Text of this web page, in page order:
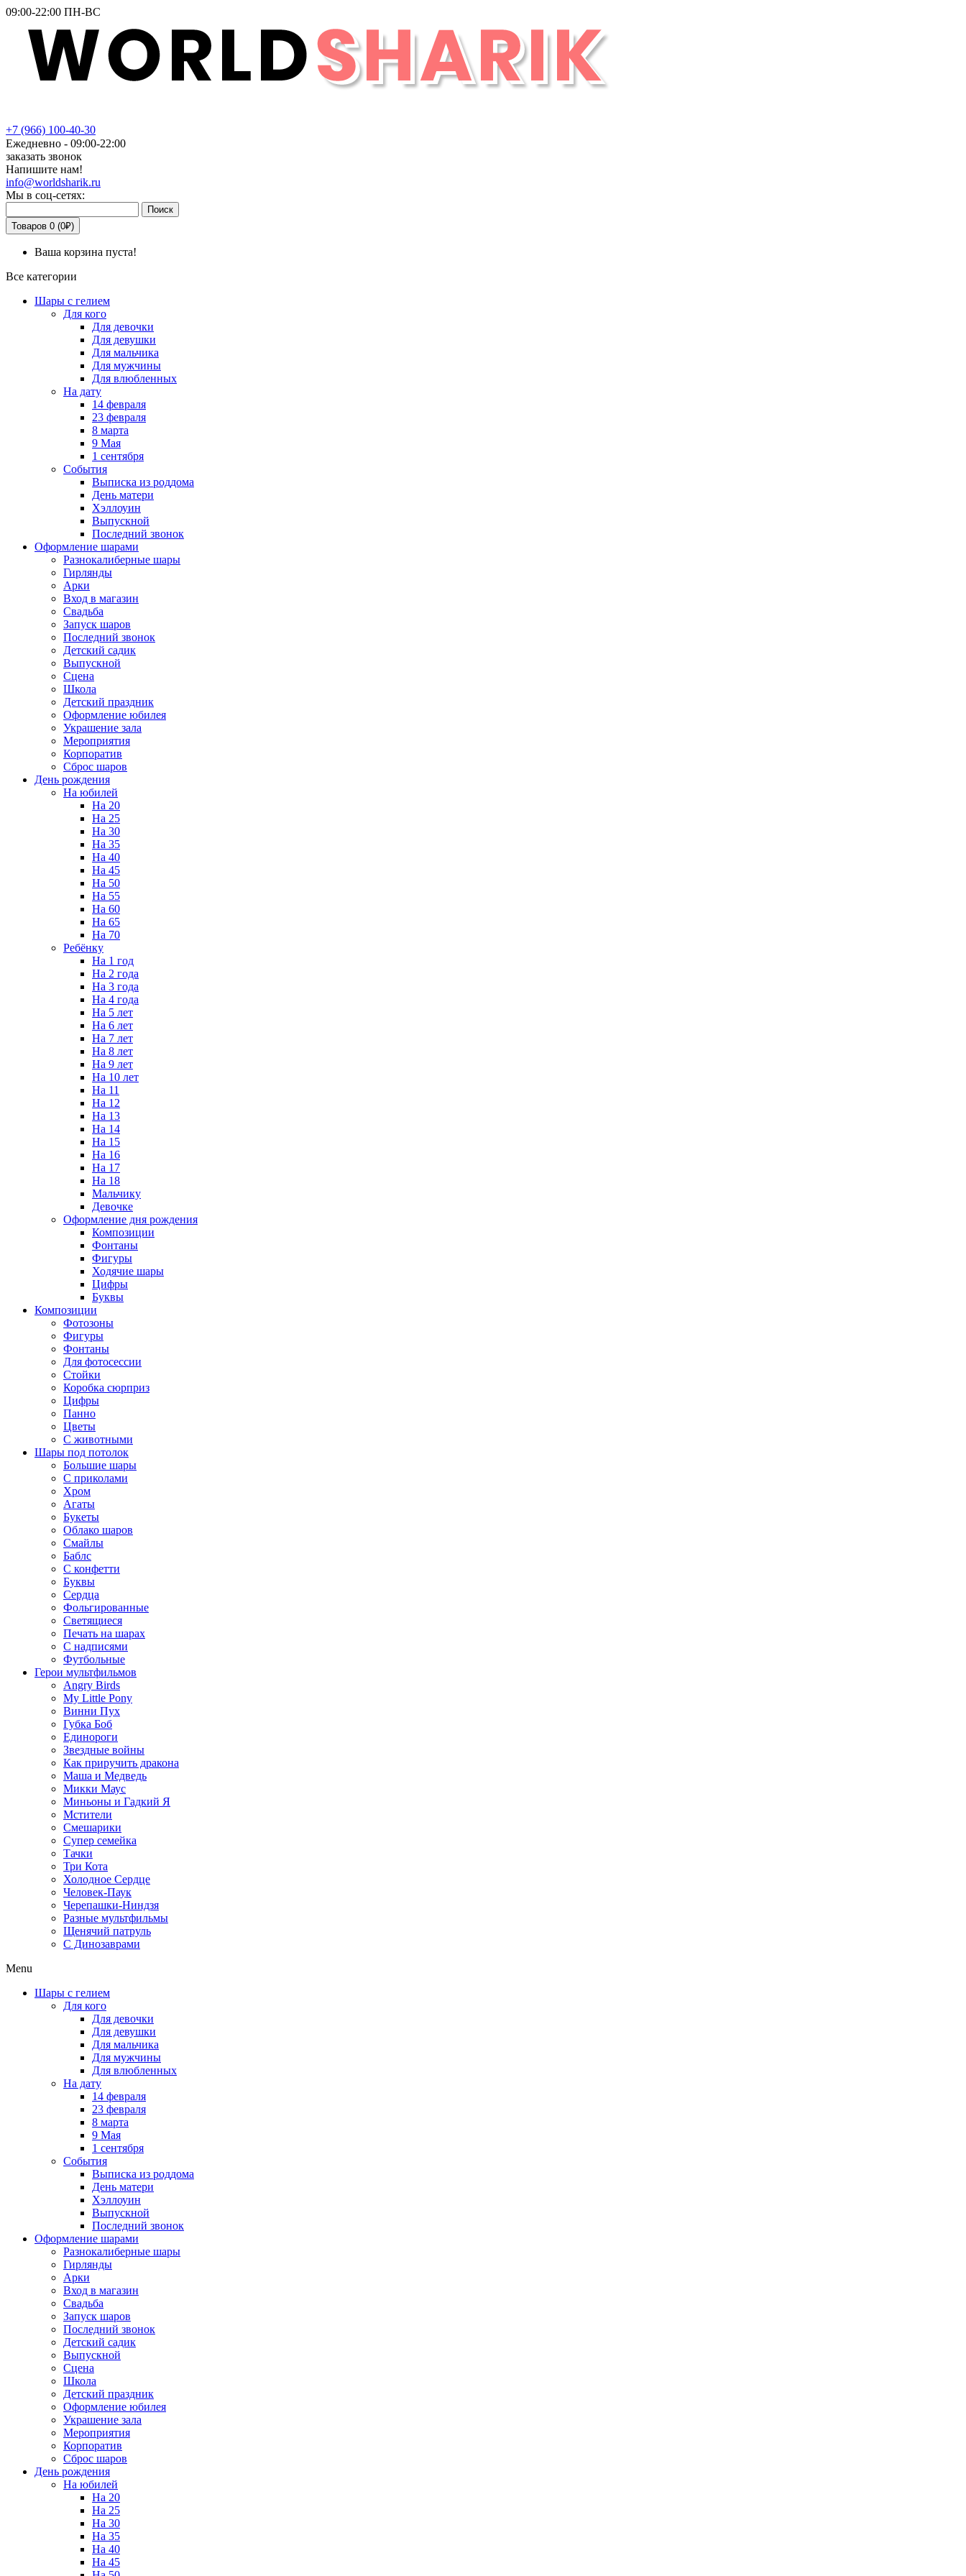
09:00-22:00 ПН-ВС
+7 (966) 100-40-30
Ежедневно - 09:00-22:00
заказать звонок
Напишите нам!
info@worldsharik.ru
Мы в соц-сетях:
Поиск
Товаров 0 (0₽)
Ваша корзина пуста!
Все категории
Шары с гелием
Для кого
Для девочки
Для девушки
Для мальчика
Для мужчины
Для влюбленных
На дату
14 февраля
23 февраля
8 марта
9 Мая
1 сентября
События
Выписка из роддома
День матери
Хэллоуин
Выпускной
Последний звонок
Оформление шарами
Разнокалиберные шары
Гирлянды
Арки
Вход в магазин
Свадьба
Запуск шаров
Последний звонок
Детский садик
Выпускной
Сцена
Школа
Детский праздник
Оформление юбилея
Украшение зала
Мероприятия
Корпоратив
Сброс шаров
День рождения
На юбилей
На 20
На 25
На 30
На 35
На 40
На 45
На 50
На 55
На 60
На 65
На 70
Ребёнку
На 1 год
На 2 года
На 3 года
На 4 года
На 5 лет
На 6 лет
На 7 лет
На 8 лет
На 9 лет
На 10 лет
На 11
На 12
На 13
На 14
На 15
На 16
На 17
На 18
Мальчику
Девочке
Оформление дня рождения
Композиции
Фонтаны
Фигуры
Ходячие шары
Цифры
Буквы
Композиции
Фотозоны
Фигуры
Фонтаны
Для фотосессии
Стойки
Коробка сюрприз
Цифры
Панно
Цветы
С животными
Шары под потолок
Большие шары
С приколами
Хром
Агаты
Букеты
Облако шаров
Смайлы
Баблс
С конфетти
Буквы
Сердца
Фольгированные
Светящиеся
Печать на шарах
С надписями
Футбольные
Герои мультфильмов
Angry Birds
My Little Pony
Винни Пух
Губка Боб
Единороги
Звездные войны
Как приручить дракона
Маша и Медведь
Микки Маус
Миньоны и Гадкий Я
Мстители
Смешарики
Супер семейка
Тачки
Три Кота
Холодное Сердце
Человек-Паук
Черепашки-Ниндзя
Разные мультфильмы
Щенячий патруль
C Динозаврами
Menu
Шары с гелием
Для кого
Для девочки
Для девушки
Для мальчика
Для мужчины
Для влюбленных
На дату
14 февраля
23 февраля
8 марта
9 Мая
1 сентября
События
Выписка из роддома
День матери
Хэллоуин
Выпускной
Последний звонок
Оформление шарами
Разнокалиберные шары
Гирлянды
Арки
Вход в магазин
Свадьба
Запуск шаров
Последний звонок
Детский садик
Выпускной
Сцена
Школа
Детский праздник
Оформление юбилея
Украшение зала
Мероприятия
Корпоратив
Сброс шаров
День рождения
На юбилей
На 20
На 25
На 30
На 35
На 40
На 45